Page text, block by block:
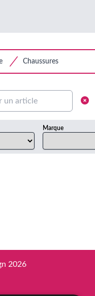
Chaussures
Marque
2026